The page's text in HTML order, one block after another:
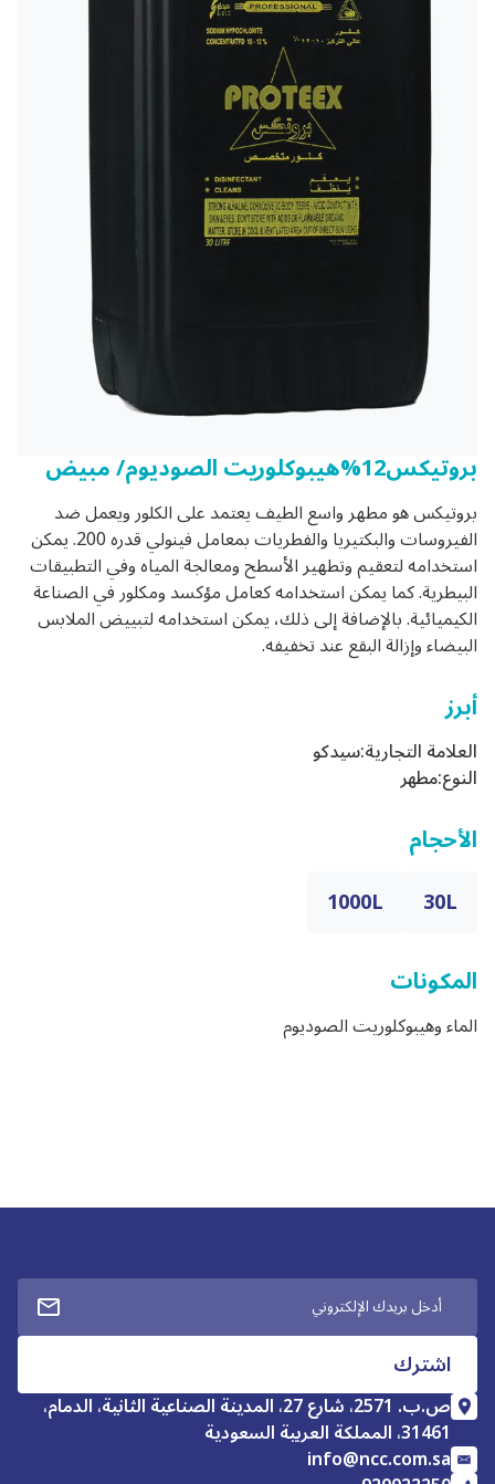
بروتيكس12%هيبوكلوريت الصوديوم/ مبيض
بروتيكس هو مطهر واسع الطيف يعتمد على الكلور ويعمل ضد
الفيروسات والبكتيريا والفطريات بمعامل فينولي قدره 200. يمكن
استخدامه لتعقيم وتطهير الأسطح ومعالجة المياه وفي التطبيقات
البيطرية. كما يمكن استخدامه كعامل مؤكسد ومكلور في الصناعة
الكيميائية. بالإضافة إلى ذلك، يمكن استخدامه لتبييض الملابس
البيضاء وإزالة البقع عند تخفيفه.
أبرز
العلامة التجارية:سيدكو
النوع:مطهر
الأحجام
30L
1000L
المكونات
الماء وهيبوكلوريت الصوديوم
ص.ب. 2571، شارع 27، المدينة الصناعية الثانية، الدمام،
31461، المملكة العربية السعودية
info@ncc.com.sa